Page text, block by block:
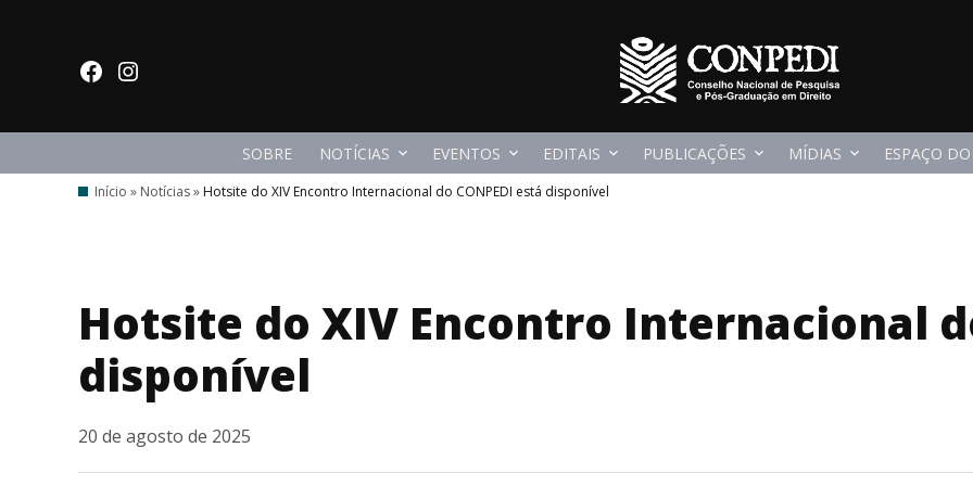
facebookInstagram
SOBRE NOTÍCIAS EVENTOS EDITAIS PUBLICAÇÕES MÍDIAS ESPAÇO
Início » Notícias» Hotsite do XIV Encontro Internacional do CONPEDI está disponível
Hotsite do XIV Encontro Internacional
disponível
20 de agosto de 2025